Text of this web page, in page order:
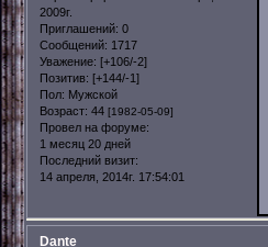
2009г.
Приглашений: 0
Сообщений: 1717
Уважение: [+106/-2]
Позитив: [+144/-1]
Пол: Мужской
Возраст: 44 [1982-05-09]
Провел на форуме:
1 месяц 20 дней
Последний визит:
14 апреля, 2014г. 17:54:01
Dante